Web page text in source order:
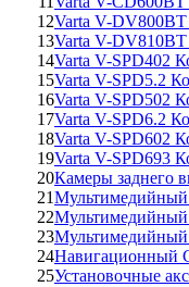
12Varta V-
13Varta V-
14Varta V-SPD402
15Varta V-SPD5.2
16Varta V-SPD502
17Varta V-SPD6.2
18Varta V-SPD602
19Varta V-SPD693
20Камеры заднего
21
22
23
24Навигационный
25Установочные